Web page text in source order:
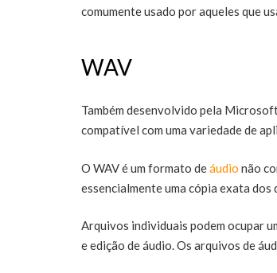
comumente usado por aqueles que
WAV
Também desenvolvido pela
compatível com uma variedade de
O WAV é um formato deáudio não
essencialmente uma cópia exata dos
Arquivos individuais podem ocupar
e edição de áudio. Os arquivos de